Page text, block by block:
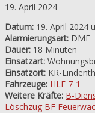
19. April 2024
Datum: 19. April 2024
Alarmierungsart: DME
Dauer: 18 Minuten
Einsatzart:
Einsatzort: KR-
Fahrzeuge: HLF 7-1
Weitere Kräfte: B-
Löschzug BF